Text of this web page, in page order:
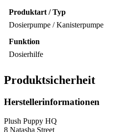
Produktart / Typ
Dosierpumpe / Kanisterpumpe
Funktion
Dosierhilfe
Produktsicherheit
Herstellerinformationen
Plush Puppy HQ
8 Natasha Street